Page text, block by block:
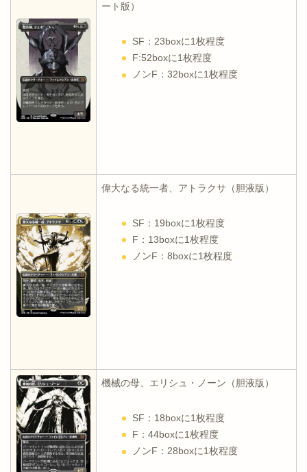
ート版）
SF：23boxに1枚程度
F:52boxに1枚程度
ノンF：32boxに1枚程度
偉大なる統一者、アトラクサ（胆液版）
SF：19boxに1枚程度
F：13boxに1枚程度
ノンF：8boxに1枚程度
機械の母、エリシュ・ノーン（胆液版）
SF：18boxに1枚程度
F：44boxに1枚程度
ノンF：28boxに1枚程度